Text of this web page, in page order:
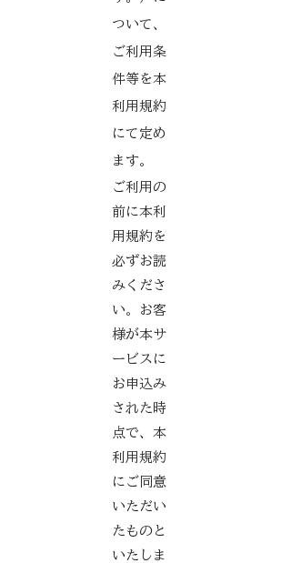
ついて、
ご利用条
件等を本
利用規約
にて定め
ます。
ご利用の
前に本利
用規約を
必ずお読
みくださ
い。お客
様が本サ
ービスに
お申込み
された時
点で、本
利用規約
にご同意
いただい
たものと
いたしま